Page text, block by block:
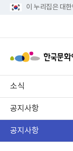
이 누리집은 대
소식
공지사항
공지사항